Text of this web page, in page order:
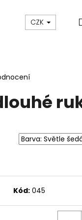
O nás
CZK
Kód: 045